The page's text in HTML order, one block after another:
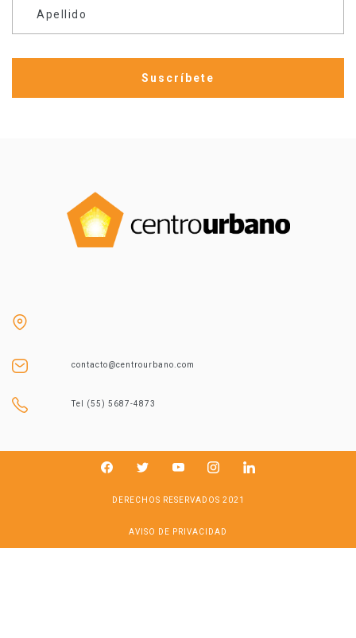
Apellido
contacto@centrourbano.com
Tel (55) 5687-4873
DERECHOS RESERVADOS 2021
AVISO DE PRIVACIDAD